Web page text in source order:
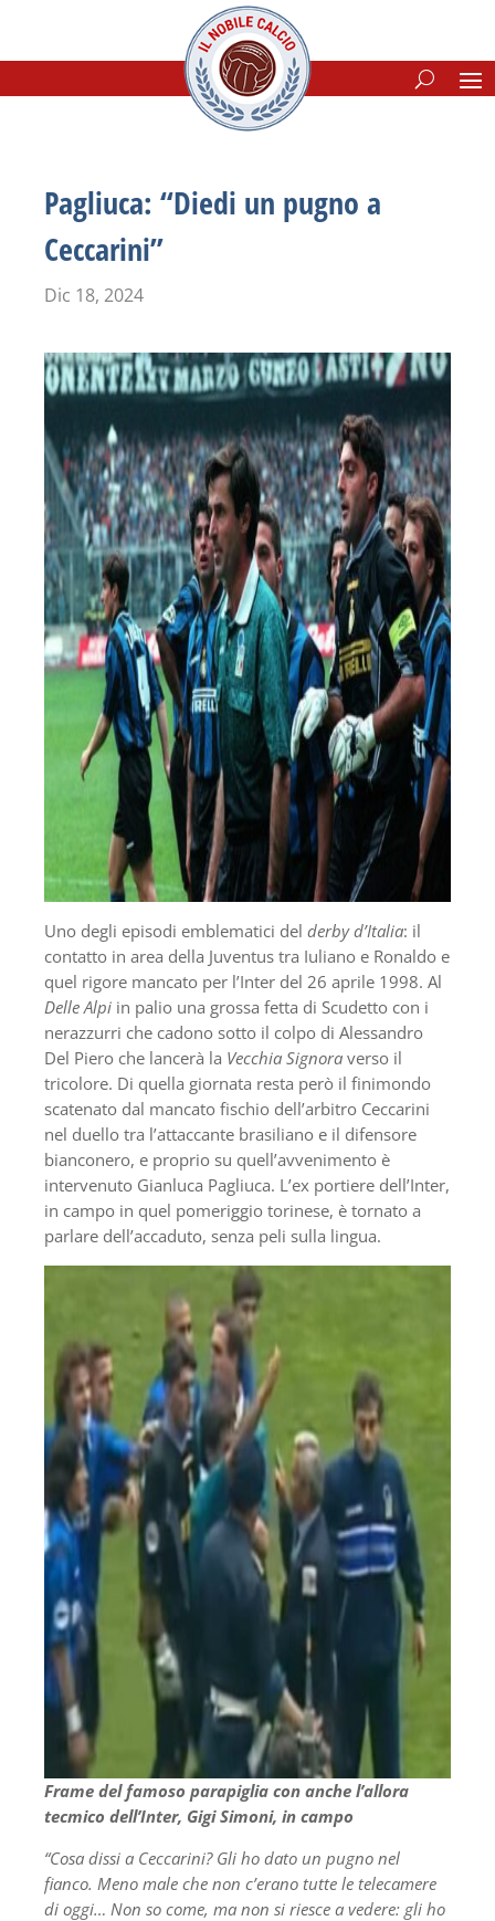
Pagliuca: “Diedi un pugno a
Ceccarini”
Dic 18, 2024
Uno degli episodi emblematici del derby d’Italia: il
contatto in area della Juventus tra Iuliano e Ronaldo e
quel rigore mancato per l’Inter del 26 aprile 1998. Al
Delle Alpi in palio una grossa fetta di Scudetto con i
nerazzurri che cadono sotto il colpo di Alessandro
Del Piero che lancerà la Vecchia Signora verso il
tricolore. Di quella giornata resta però il finimondo
scatenato dal mancato fischio dell’arbitro Ceccarini
nel duello tra l’attaccante brasiliano e il difensore
bianconero, e proprio su quell’avvenimento è
intervenuto Gianluca Pagliuca. L’ex portiere dell’Inter,
in campo in quel pomeriggio torinese, è tornato a
parlare dell’accaduto, senza peli sulla lingua.
Frame del famoso parapiglia con anche l’allora
tecmico dell’Inter, Gigi Simoni, in campo
“Cosa dissi a Ceccarini? Gli ho dato un pugno nel
fianco. Meno male che non c’erano tutte le telecamere
di oggi… Non so come, ma non si riesce a vedere: gli ho